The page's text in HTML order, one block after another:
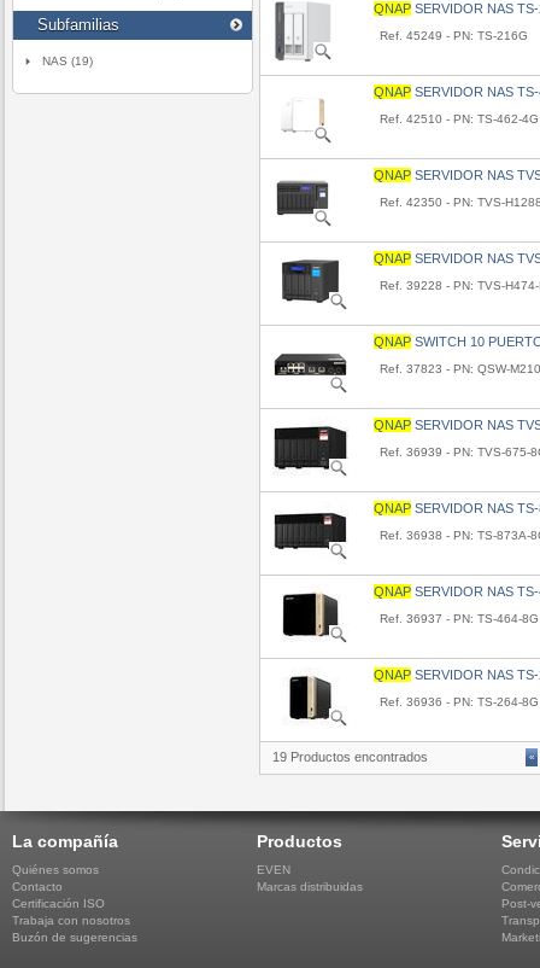
Subfamilias
NAS (19)
QNAP SERVIDOR NAS
Ref. 45249 - PN: TS-216G
QNAP SERVIDOR NAS
Ref. 42510 - PN: TS-462-4G
QNAP SERVIDOR NAS
Ref. 42350 - PN: TVS-
QNAP SERVIDOR NAS
Ref. 39228 - PN: TVS-H474-
QNAP SWITCH 10
Ref. 37823 - PN: QSW-
QNAP SERVIDOR NAS
Ref. 36939 - PN: TVS-675-
QNAP SERVIDOR NAS
Ref. 36938 - PN: TS-873A-
QNAP SERVIDOR NAS
Ref. 36937 - PN: TS-464-8G
QNAP SERVIDOR NAS
Ref. 36936 - PN: TS-264-8G
19 Productos encontrados «
La compañía
Quiénes somos
Contacto
Certificación ISO
Trabaja con nosotros
Buzón de sugerencias
Productos
EVEN
Marcas distribuidas
Post-